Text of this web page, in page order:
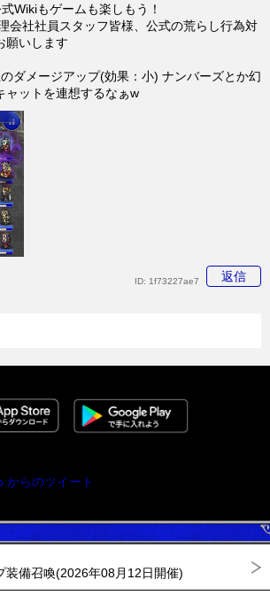
Wikiもゲームも楽しもう！
会社社員スタッフ皆様、公式の荒らし行為対
願いします
ダメージアップ(効果：小) ナンバーズとか幻
ャットを連想するなぁw
返信
ID: 1f73227ae7
からのツイート
装備召喚(2026年08月12日開催)